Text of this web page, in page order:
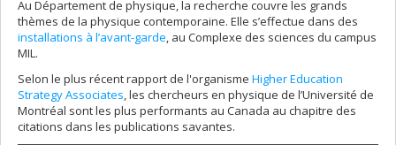
Au Département de physique, la recherche couvre les grands
thèmes de la physique contemporaine. Elle s’effectue dans des
installations à l’avant-garde, au Complexe des sciences du campus
MIL.
Selon le plus récent rapport de l'organisme Higher Education
Strategy Associates, les chercheurs en physique de l’Université de
Montréal sont les plus performants au Canada au chapitre des
citations dans les publications savantes.